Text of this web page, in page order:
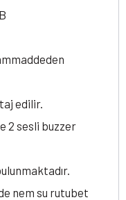
edilir.
2 sesli buzzer
nem su rutubet